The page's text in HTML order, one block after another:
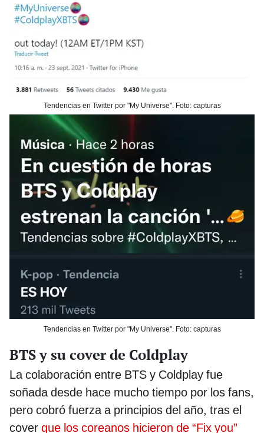
Tendencias en Twitter por "My Universe". Foto: capturas
Tendencias en Twitter por "My Universe". Foto: capturas
BTS y su cover de Coldplay
La colaboración entre BTS y Coldplay fue
soñada desde hace mucho tiempo por los fans,
pero cobró fuerza a principios del año, tras el
cover que los coreanos hicieron de “Fix you”